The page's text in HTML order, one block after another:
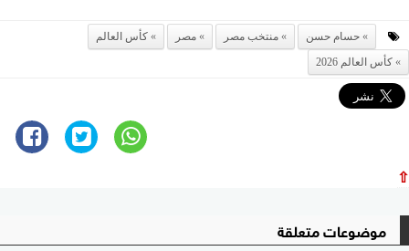
حسام حسن منتخب مصر مصر
كأس العالم
كأس العالم 2026
⇧
موضوعات متعلقة